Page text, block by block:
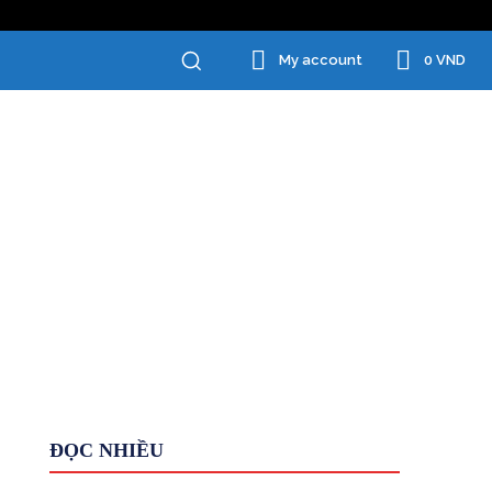
My account 0 VND
ĐỌC NHIỀUChăm Sóc Cá Nhân